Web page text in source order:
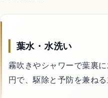
葉水・水洗い
霧吹きやシャワーで葉裏
円で、駆除と予防を兼ねる